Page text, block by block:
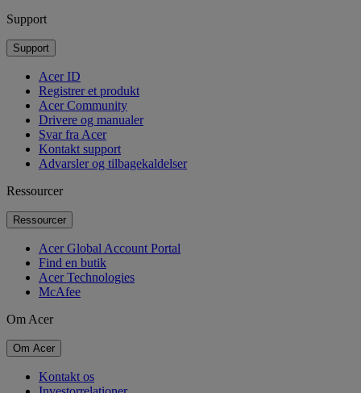
Support
Support
Acer ID
Registrer et produkt
Acer Community
Drivere og manualer
Svar fra Acer
Kontakt support
Advarsler og tilbagekaldelser
Ressourcer
Ressourcer
Acer Global Account Portal
Find en butik
Acer Technologies
McAfee
Om Acer
Om Acer
Kontakt os